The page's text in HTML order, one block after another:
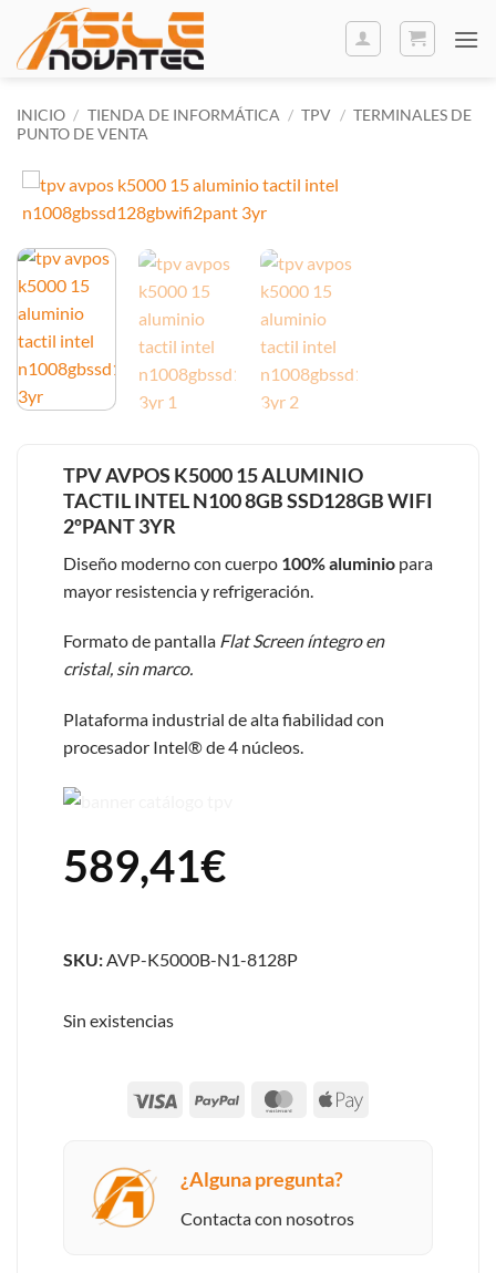
contenido
INICIO / TIENDA DE INFORMÁTICA / TPV / TERMINALES DE
PUNTO DE VENTA
TPV AVPOS K5000 15 ALUMINIO
TACTIL INTEL N100 8GB SSD128GB WIFI
2ºPANT 3YR
Diseño moderno con cuerpo 100% aluminiopara
mayor resistencia y refrigeración.
Formato de pantalla Flat Screen íntegro en
cristal, sin marco.
Plataforma industrial de alta fiabilidad con
procesador Intel® de 4 núcleos.
589,41€
SKU:AVP-K5000B-N1-8128P
Sin existencias
Visa PayPal MasterCard
Apple
¿Alguna pregunta?
Contacta con nosotros